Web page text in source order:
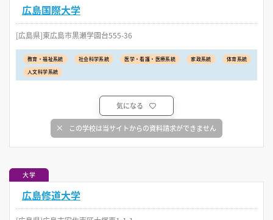
広島国際大学
[広島県]東広島市黒瀬学園台555-36
教育・福祉系統 社会科学系統 医学・看護・医療系統 家政系統
体育系統
人文科学系統
気になる
この学校は当サイトからの資料請求ができません
大学
広島修道大学